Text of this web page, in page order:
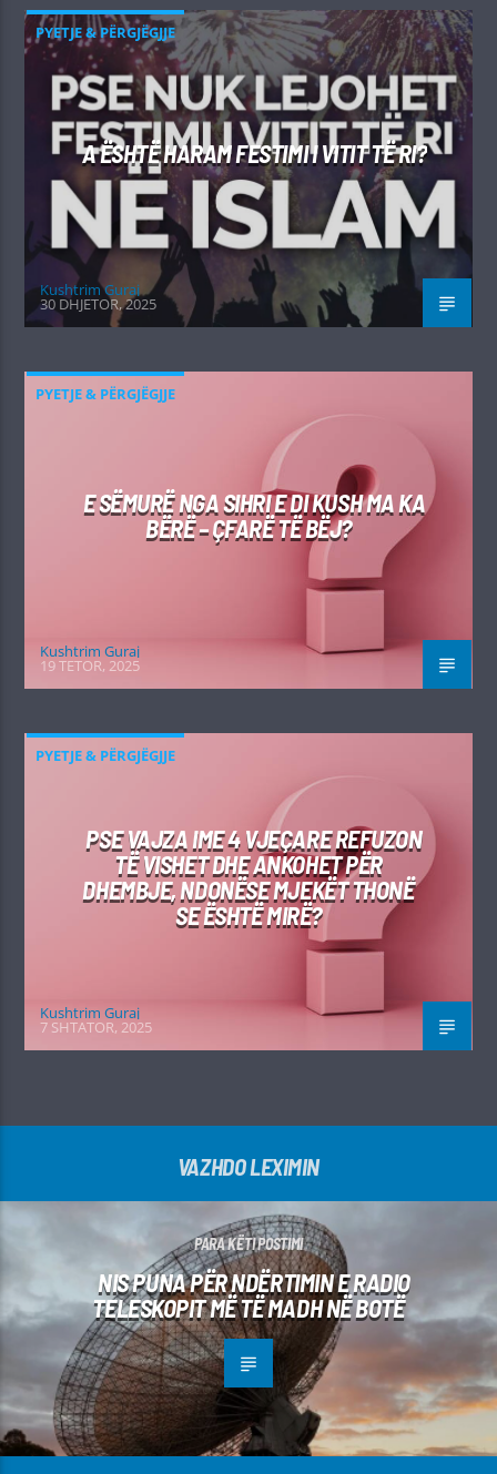
PYETJE & PËRGJËGJJE
A ËSHTË HARAM FESTIMI I VITIT TË RI?
Kushtrim Guraj
30 DHJETOR, 2025
PYETJE & PËRGJËGJJE
E SËMURË NGA SIHRI E DI KUSH MA KA
BËRË – ÇFARË TË BËJ?
Kushtrim Guraj
19 TETOR, 2025
PYETJE & PËRGJËGJJE
PSE VAJZA IME 4 VJEÇARE REFUZON
TË VISHET DHE ANKOHET PËR
DHEMBJE, NDONËSE MJEKËT THONË
SE ËSHTË MIRË?
Kushtrim Guraj
7 SHTATOR, 2025
VAZHDO LEXIMIN
PARA KËTI POSTIMI
NIS PUNA PËR NDËRTIMIN E RADIO
TELESKOPIT MË TË MADH NË BOTË